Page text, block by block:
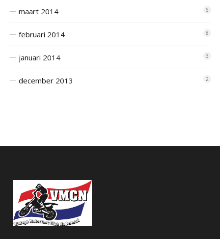
maart 2014 6
februari 2014 8
januari 2014 3
december 2013 2